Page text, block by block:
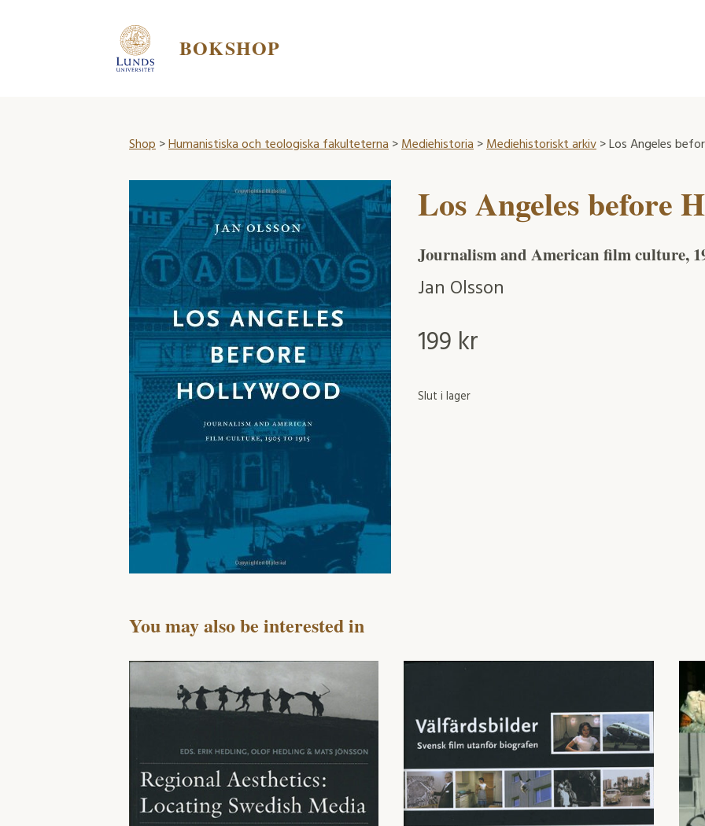
BOKSHOP
Shop>Humanistiska och teologiska fakulteterna>Mediehistoria>Mediehistoriskt arkiv> Los Angeles
Los Angeles before
Journalism and American film culture,
Jan Olsson
199 kr
Slut i lager
You may also be interested in